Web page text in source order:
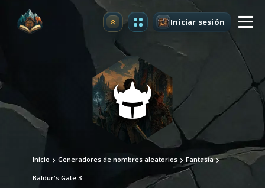
Mejorar Iniciar sesión
Inicio Generadores de nombres aleatorios Fantasía
Baldur's Gate 3